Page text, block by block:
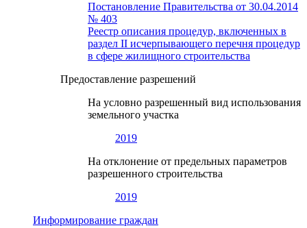
Постановление Правительства от 30.04.2014
№ 403
Реестр описания процедур, включенных в
раздел II исчерпывающего перечня процедур
в сфере жилищного строительства
Предоставление разрешений
На условно разрешенный вид использования
земельного участка
2019
На отклонение от предельных параметров
разрешенного строительства
2019
Информирование граждан